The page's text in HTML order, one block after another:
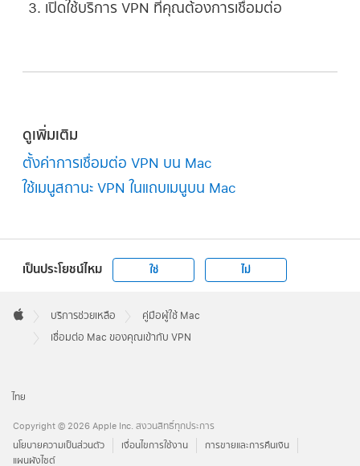
เปิดใช้บริการ VPN ที่คุณต้องการเชื่อมต่อ
ดูเพิ่มเติม
ตั้งค่าการเชื่อมต่อ VPN บน Mac
ใช้เมนูสถานะ VPN ในแถบเมนูบน Mac
เป็นประโยชน์ไหม ใช่ ไม่
Footer

บริการช่วยเหลือ คู่มือผู้ใช้ Mac
เชื่อมต่อ Mac ของคุณเข้ากับ VPN
ไทย
Copyright © 2026 Apple Inc. สงวนสิทธิ์ทุกประการ
นโยบายความเป็นส่วนตัว เงื่อนไขการใช้งาน
การขายและการคืนเงิน
แผนผังไซต์